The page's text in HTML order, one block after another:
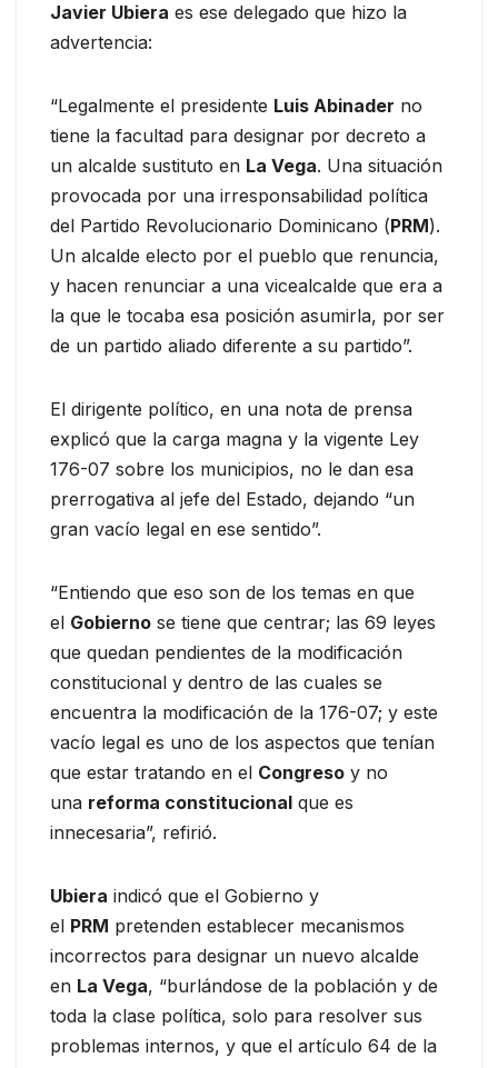
Javier Ubiera es ese delegado que hizo la
advertencia:
“Legalmente el presidente Luis Abinader no
tiene la facultad para designar por decreto a
un alcalde sustituto en La Vega. Una situación
provocada por una irresponsabilidad política
del Partido Revolucionario Dominicano (PRM).
Un alcalde electo por el pueblo que renuncia,
y hacen renunciar a una vicealcalde que era a
la que le tocaba esa posición asumirla, por ser
de un partido aliado diferente a su partido”.
El dirigente político, en una nota de prensa
explicó que la carga magna y la vigente Ley
176-07 sobre los municipios, no le dan esa
prerrogativa al jefe del Estado, dejando “un
gran vacío legal en ese sentido”.
“Entiendo que eso son de los temas en que
el Gobierno se tiene que centrar; las 69 leyes
que quedan pendientes de la modificación
constitucional y dentro de las cuales se
encuentra la modificación de la 176-07; y este
vacío legal es uno de los aspectos que tenían
que estar tratando en el Congreso y no
una reforma constitucional que es
innecesaria”, refirió.
Ubiera indicó que el Gobierno y
el PRM pretenden establecer mecanismos
incorrectos para designar un nuevo alcalde
en La Vega, “burlándose de la población y de
toda la clase política, solo para resolver sus
problemas internos, y que el artículo 64 de la